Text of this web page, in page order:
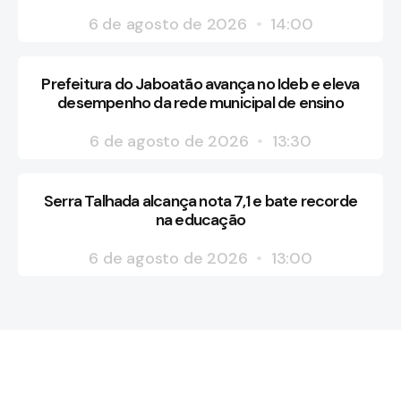
6 de agosto de 2026
14:00
Prefeitura do Jaboatão avança no Ideb e eleva
desempenho da rede municipal de ensino
6 de agosto de 2026
13:30
Serra Talhada alcança nota 7,1 e bate recorde
na educação
6 de agosto de 2026
13:00